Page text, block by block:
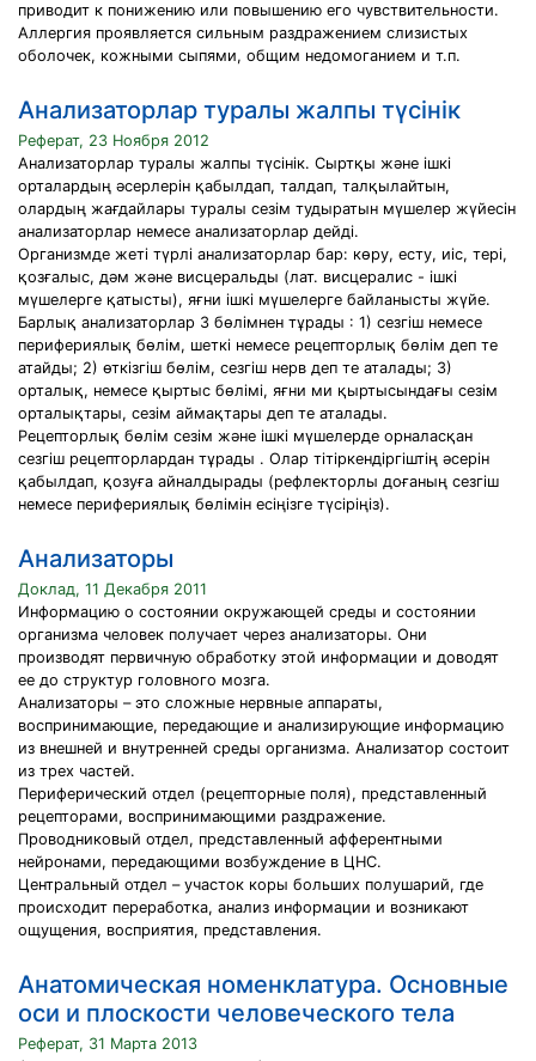
приводит к понижению или повышению его чувствительности.
Аллергия проявляется сильным раздражением слизистых
оболочек, кожными сыпями, общим недомоганием и т.п.
Анализаторлар туралы жалпы түсінік
Реферат, 23 Ноября 2012
Анализаторлар туралы жалпы түсінік. Сыртқы және ішкі
орталардың әсерлерін қабылдап, талдап, талқылайтын,
олардың жағдайлары туралы сезім тудыратын мүшелер жүйесін
анализаторлар немесе анализаторлар дейді.
Организмде жеті түрлі анализаторлар бар: көру, есту, иіс, тері,
қозғалыс, дәм және висцеральды (лат. висцералис - ішкі
мүшелерге қатысты), яғни ішкі мүшелерге байланысты жүйе.
Барлық анализаторлар 3 бөлімнен тұрады : 1) сезгіш немесе
перифериялық бөлім, шеткі немесе рецепторлық бөлім деп те
атайды; 2) өткізгіш бөлім, сезгіш нерв деп те аталады; 3)
орталық, немесе қыртыс бөлімі, яғни ми қыртысындағы сезім
орталықтары, сезім аймақтары деп те аталады.
Рецепторлық бөлім сезім және ішкі мүшелерде орналасқан
сезгіш рецепторлардан тұрады . Олар тітіркендіргіштің әсерін
қабылдап, қозуға айналдырады (рефлекторлы доғаның сезгіш
немесе перифериялық бөлімін есіңізге түсіріңіз).
Анализаторы
Доклад, 11 Декабря 2011
Информацию о состоянии окружающей среды и состоянии
организма человек получает через анализаторы. Они
производят первичную обработку этой информации и доводят
ее до структур головного мозга.
Анализаторы – это сложные нервные аппараты,
воспринимающие, передающие и анализирующие информацию
из внешней и внутренней среды организма. Анализатор состоит
из трех частей.
Периферический отдел (рецепторные поля), представленный
рецепторами, воспринимающими раздражение.
Проводниковый отдел, представленный афферентными
нейронами, передающими возбуждение в ЦНС.
Центральный отдел – участок коры больших полушарий, где
происходит переработка, анализ информации и возникают
ощущения, восприятия, представления.
Анатомическая номенклатура. Основные
оси и плоскости человеческого тела
Реферат, 31 Марта 2013